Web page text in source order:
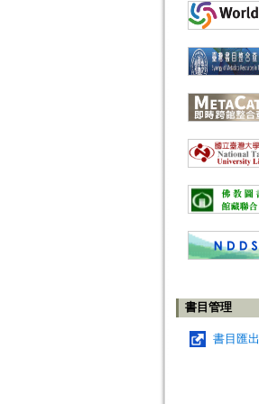
書目管理
書目匯出